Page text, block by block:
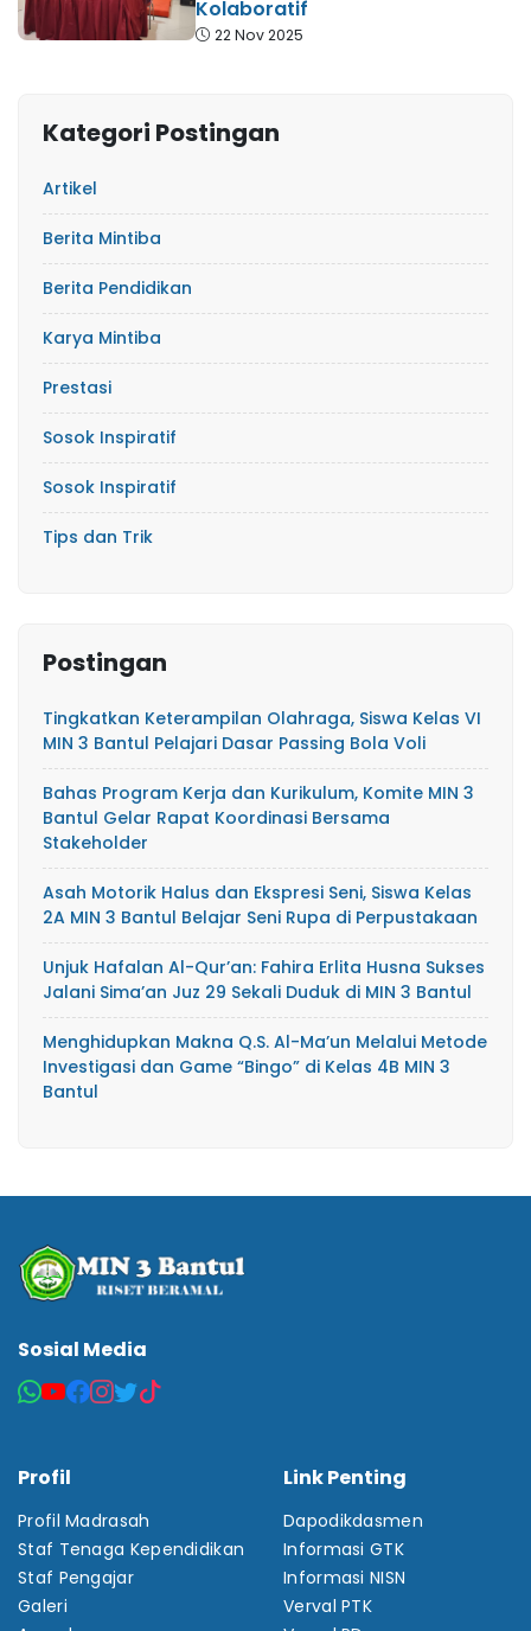
Kolaboratif
22 Nov 2025
Kategori Postingan
Artikel
Berita Mintiba
Berita Pendidikan
Karya Mintiba
Prestasi
Sosok Inspiratif
Sosok Inspiratif
Tips dan Trik
Postingan
Tingkatkan Keterampilan Olahraga, Siswa Kelas VI
MIN 3 Bantul Pelajari Dasar Passing Bola Voli
Bahas Program Kerja dan Kurikulum, Komite MIN 3
Bantul Gelar Rapat Koordinasi Bersama
Stakeholder
Asah Motorik Halus dan Ekspresi Seni, Siswa Kelas
2A MIN 3 Bantul Belajar Seni Rupa di Perpustakaan
Unjuk Hafalan Al-Qur’an: Fahira Erlita Husna Sukses
Jalani Sima’an Juz 29 Sekali Duduk di MIN 3 Bantul
Menghidupkan Makna Q.S. Al-Ma’un Melalui Metode
Investigasi dan Game “Bingo” di Kelas 4B MIN 3
Bantul
Sosial Media
Profil
Profil Madrasah
Staf Tenaga Kependidikan
Staf Pengajar
Galeri
Link Penting
Dapodikdasmen
Informasi GTK
Informasi NISN
Verval PTK